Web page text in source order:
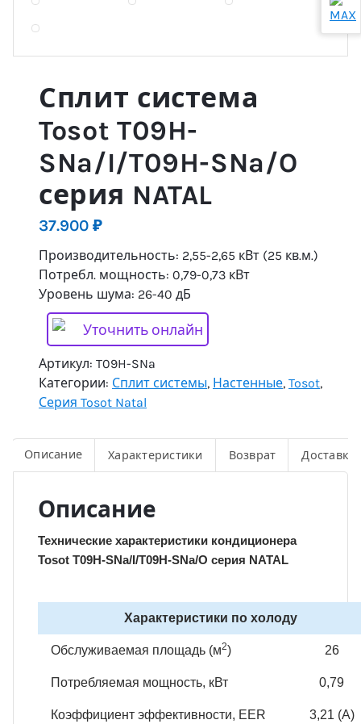
Сплит система
Tosot T09H-
SNa/I/T09H-SNa/O
серия NATAL
37.900 ₽
Производительность: 2,55-2,65 кВт (25 кв.м.)
Потребл. мощность: 0,79-0,73 кВт
Уровень шума: 26-40 дБ
Уточнить онлайн
Артикул: T09H-SNa
Категории: Сплит системы, Настенные, Tosot,
Серия Tosot Natal
Описание Характеристики Возврат Доставка
Описание
Технические характеристики кондиционера
Tosot T09H-SNa/I/T09H-SNa/O серия NATAL
Характеристики по холоду
Обслуживаемая площадь (м2) 26
Потребляемая мощность, кВт 0,79
Коэффициент эффективности, EER 3,21 (А)